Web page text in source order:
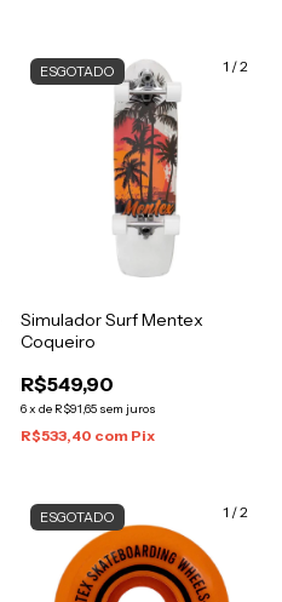
1 /2
ESGOTADO
Simulador Surf Mentex
Coqueiro
R$549,90
6x de R$91,65 sem juros
R$533,40 com Pix
1 /2
ESGOTADO